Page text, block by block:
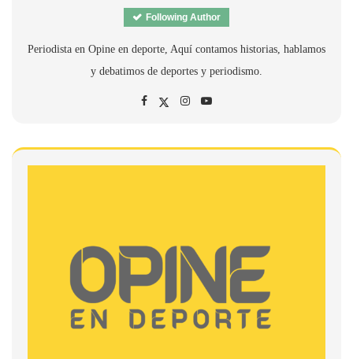
Following Author
Periodista en Opine en deporte, Aquí contamos historias, hablamos
y debatimos de deportes y periodismo.